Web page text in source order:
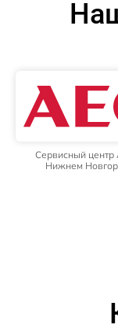
Сервисный центр
Нижнем